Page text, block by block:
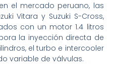
el mercado peruano, las
Vitara y Suzuki S-Cross,
con un motor 1.4 litros
la inyección directa de
el turbo e intercooler
variable de válvulas.